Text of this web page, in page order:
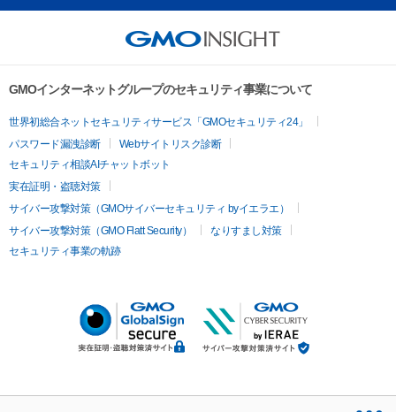
GMOインターネットグループのセキュリティ事業について
世界初総合ネットセキュリティサービス「GMOセキュリティ24」
パスワード漏洩診断
Webサイトリスク診断
セキュリティ相談AIチャットボット
実在証明・盗聴対策
サイバー攻撃対策（GMOサイバーセキュリティ byイエラエ）
サイバー攻撃対策（GMO Flatt Security）
なりすまし対策
セキュリティ事業の軌跡